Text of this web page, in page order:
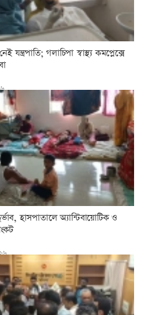
যন্ত্রপাতি; গলাচিপা স্বাস্থ্য কমপ্লেক্সে
হাসপাতালে অ্যান্টিবায়োটিক ও